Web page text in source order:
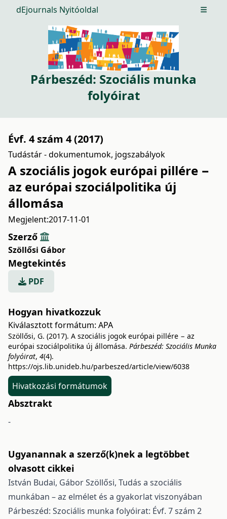
dEjournals Nyitóoldal Open
Párbeszéd: Szociális munka
folyóirat
Évf. 4 szám 4 (2017)
Tudástár - dokumentumok, jogszabályok
A szociális jogok európai pillére −
az európai szociálpolitika új
állomása
Megjelent:2017-11-01
Szerző
Szöllősi Gábor
Megtekintés
PDF
Hogyan hivatkozzuk
Kiválasztott formátum: APA
Szöllősi, G. (2017). A szociális jogok európai pillére − az
európai szociálpolitika új állomása. Párbeszéd: Szociális Munka
folyóirat, 4(4).
https://ojs.lib.unideb.hu/parbeszed/article/view/6038
Hivatkozási formátumok
Absztrakt
-
Ugyanannak a szerző(k)nek a legtöbbet
olvasott cikkei
István Budai, Gábor Szöllősi, Tudás a szociális
munkában – az elmélet és a gyakorlat viszonyában
Párbeszéd: Szociális munka folyóirat: Évf. 7 szám 2